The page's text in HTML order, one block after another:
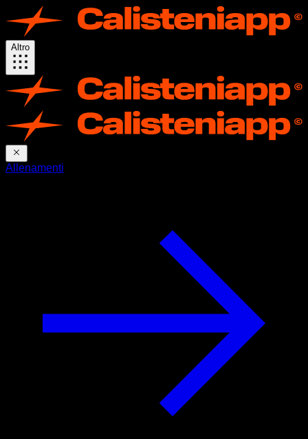
Altro
Allenamenti